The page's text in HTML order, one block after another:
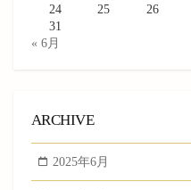
24
25 26
31
« 6月
ARCHIVE
2025年6月